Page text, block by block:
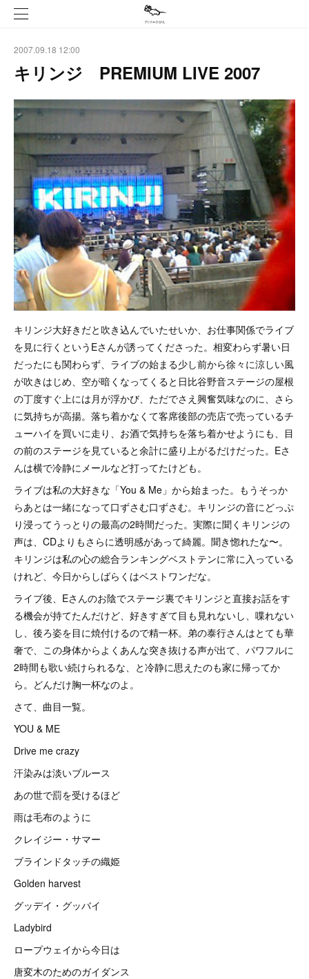
2007.09.18 12:00
キリンジ PREMIUM LIVE 2007
キリンジ大好きだと吹き込んでいたせいか、お仕事関係でライブ
を見に行くというEさんが誘ってくださった。相変わらず暑い日
だったにも関わらず、ライブの始まる少し前から徐々に涼しい風
が吹きはじめ、空が暗くなってくると日比谷野音ステージの屋根
の丁度すぐ上には月が浮かび、ただでさえ興奮気味なのに、さら
に気持ちが高揚。落ち着かなくて客席後部の売店で売っているチ
ューハイを買いに走り、お酒で気持ちを落ち着かせようにも、目
の前のステージを見ていると余計に盛り上がるだけだった。Eさ
んは横で冷静にメールなど打ってたけども。
ライブは私の大好きな「You & Me」から始まった。もうそっか
らあとは一緒になって口ずさむ口ずさむ。キリンジの音にどっぷ
り浸ってうっとりの最高の2時間だった。実際に聞くキリンジの
声は、CDよりもさらに透明感があって綺麗。聞き惚れたな〜。
キリンジは私の心の総合ランキングベストテンに常に入っている
けれど、今日からしばらくはベストワンだな。
ライブ後、Eさんのお陰でステージ裏でキリンジと直接お話をす
る機会が持てたんだけど、好きすぎて目も見れないし、喋れない
し、後ろ姿を目に焼付けるので精一杯。弟の泰行さんはとても華
奢で、この身体からよくあんな突き抜ける声が出て、パワフルに
2時間も歌い続けられるな、と冷静に思えたのも家に帰ってか
ら。どんだけ胸一杯なのよ。
さて、曲目一覧。
YOU & ME
Drive me crazy
汗染みは淡いブルース
あの世で罰を受けるほど
雨は毛布のように
クレイジー・サマー
ブラインドタッチの織姫
Golden harvest
グッデイ・グッバイ
Ladybird
ロープウェイから今日は
唐変木のためのガイダンス